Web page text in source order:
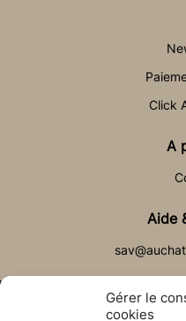
Gérer le
cookies
Click
A
Aide